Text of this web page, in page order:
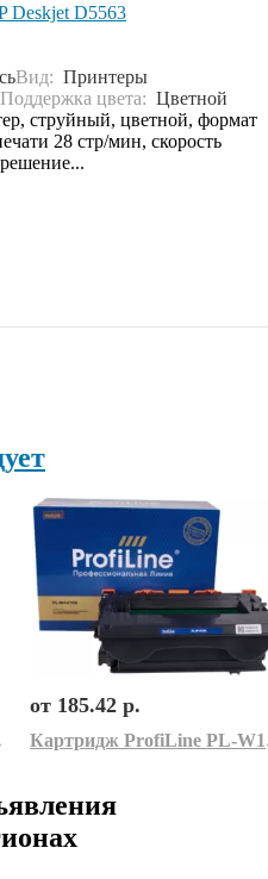
Deskjet D5563
Вид: Принтеры
Поддержка цвета: Цветной
струйный, цветной, формат
28 стр/мин, скорость
от 185.42 р.